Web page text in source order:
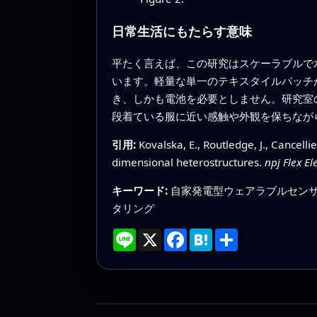
日常生活にもたらす意味
平たく言えば、この研究はスケーラブル
います。軽量な単一のテキスタイルパッ
き、しかも電池を必要としません。研究
段着ている服に近い感触や外観を保ちな
引用: Kovalska, E., Routledge, J.,
dimensional heterostructures. npj Flex
キーワード: 自家発電型ウェアラブルセン
タリング
Line X Facebook
Hatena
共
有